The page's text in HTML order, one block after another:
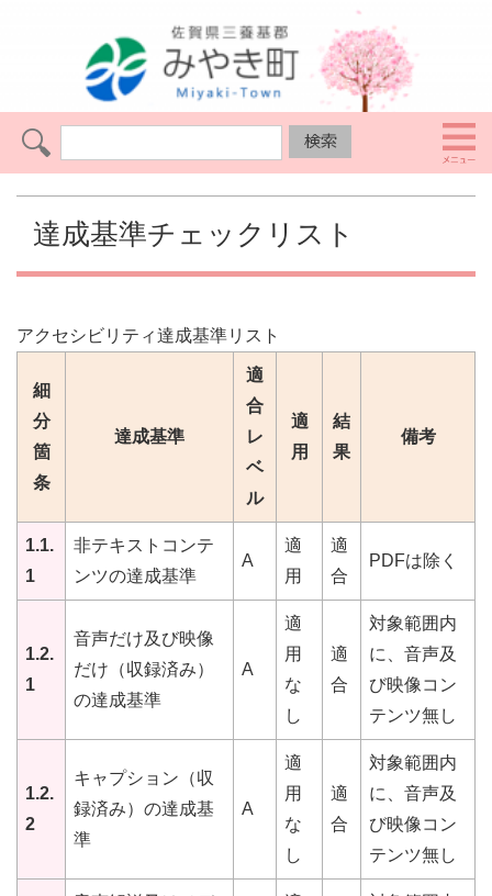
達成基準チェックリスト
アクセシビリティ達成基準リスト
細
分
箇
条
達成基準
適
合
レ
ベ
ル
適
用
結
果
備考
1.1.
1
非テキストコンテ
ンツの達成基準
A
適
用
適
合
PDFは除く
1.2.
1
音声だけ及び映像
だけ（収録済み）
の達成基準
A
適
用
な
し
適
合
対象範囲内
に、音声及
び映像コン
テンツ無し
1.2.
2
キャプション（収
録済み）の達成基
準
A
適
用
な
し
適
合
対象範囲内
に、音声及
び映像コン
テンツ無し